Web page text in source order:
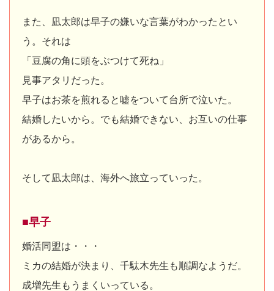
また、凪太郎は早子の嫌いな言葉がわかったとい
う。それは
「豆腐の角に頭をぶつけて死ね」
見事アタリだった。
早子はお茶を煎れると嘘をついて台所で泣いた。
結婚したいから。でも結婚できない、お互いの仕事
があるから。
そして凪太郎は、海外へ旅立っていった。
■早子
婚活同盟は・・・
ミカの結婚が決まり、千駄木先生も順調なようだ。
成増先生もうまくいっている。